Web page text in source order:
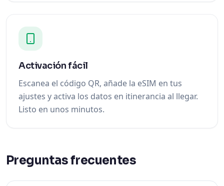
Activación fácil
Escanea el código QR, añade la eSIM en tus
ajustes y activa los datos en itinerancia al llegar.
Listo en unos minutos.
Preguntas frecuentes